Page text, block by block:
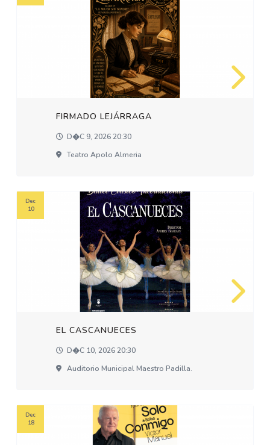
FIRMADO LEJÁRRAGA
D�c 9, 2026 20:30
Teatro Apolo Almeria
EL CASCANUECES
D�c 10, 2026 20:30
Auditorio Municipal Maestro Padilla.
Dec
10
Dec
18